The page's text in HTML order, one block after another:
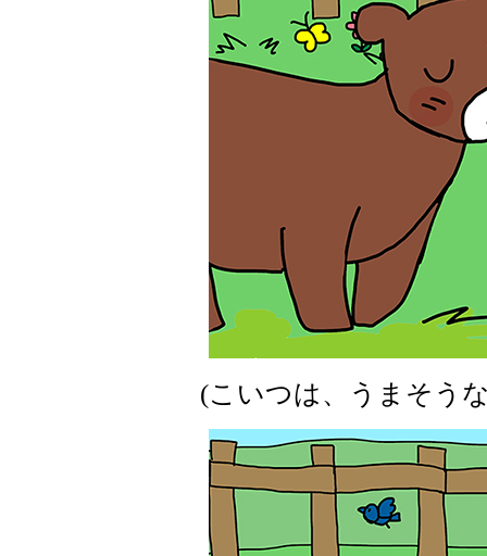
(こいつは、うまそう